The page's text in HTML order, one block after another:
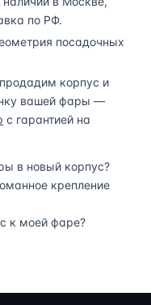
по РФ.
посадочных
корпус и
вашей фары —
с гарантией на
в новый корпус?
крепление
к моей фаре?